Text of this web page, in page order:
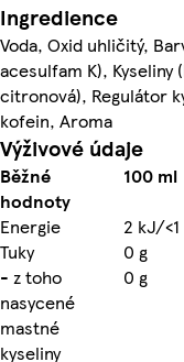
Ingredience
Voda, Oxid uhličitý,
acesulfam K),
citronová), Regulátor
kofein, Aroma
Výživové údaje
Běžné
hodnoty
100 ml
Energie
2 kJ/
Tuky
0 g
- z toho
nasycené
mastné
kyseliny
0 g